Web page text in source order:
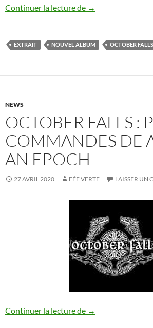
Continuer la lecture de October Falls :
→
EXTRAIT NOUVEL ALBUM OCTOBER FALLS
NEWS
OCTOBER FALLS :
COMMANDES DE
AN EPOCH
27 AVRIL 2020 FÉE VERTE LAISSER UN
Continuer la lecture de October Falls :
→